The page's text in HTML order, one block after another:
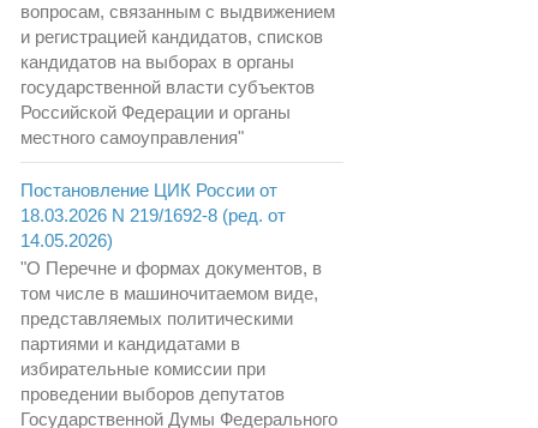
вопросам, связанным с выдвижением
и регистрацией кандидатов, списков
кандидатов на выборах в органы
государственной власти субъектов
Российской Федерации и органы
местного самоуправления"
Постановление ЦИК России от
18.03.2026 N 219/1692-8 (ред. от
14.05.2026)
"О Перечне и формах документов, в
том числе в машиночитаемом виде,
представляемых политическими
партиями и кандидатами в
избирательные комиссии при
проведении выборов депутатов
Государственной Думы Федерального